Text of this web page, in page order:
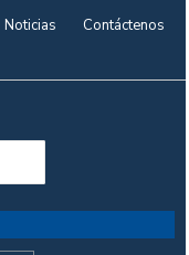
Noticias
Contáctenos